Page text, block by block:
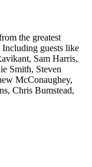
the greatest
guests like
Sam Harris,
Smith, Steven
McConaughey,
Chris Bumstead,